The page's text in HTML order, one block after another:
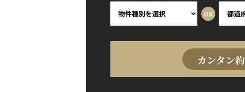
カンタン約